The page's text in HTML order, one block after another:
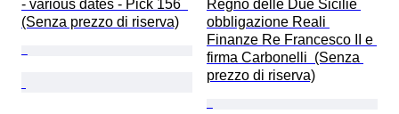
- various dates - Pick 156
(Senza prezzo di riserva)
Regno delle Due Sicilie
obbligazione Reali
Finanze Re Francesco II e
firma Carbonelli  (Senza
prezzo di riserva)